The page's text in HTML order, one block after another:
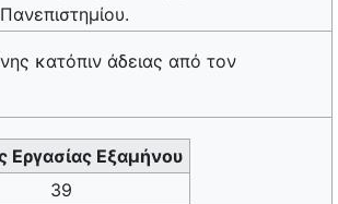
κατόπιν άδειας από τον
Εργασίας Εξαμήνου
39